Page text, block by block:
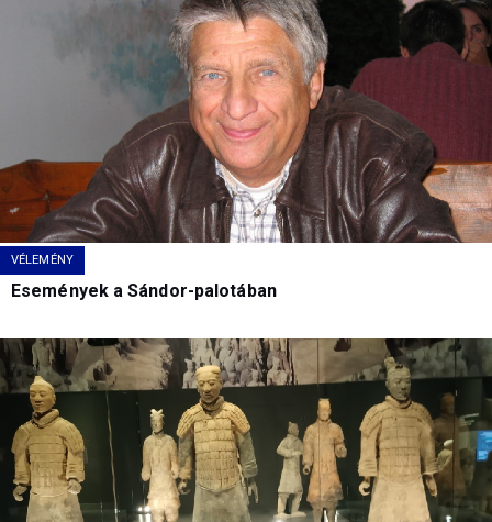
VÉLEMÉNY
Események a Sándor-palotában